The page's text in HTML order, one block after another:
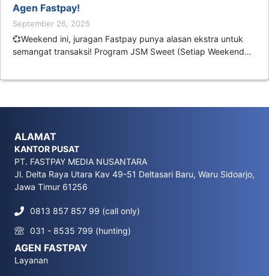
Agen Fastpay!
September 26, 2025
💞Weekend ini, juragan Fastpay punya alasan ekstra untuk
semangat transaksi! Program JSM Sweet (Setiap Weekend…
ALAMAT
KANTOR PUSAT
PT. FASTPAY MEDIA NUSANTARA
Jl. Delta Raya Utara Kav 49-51 Deltasari Baru, Waru Sidoarjo,
Jawa Timur 61256
0813 857 857 99 (call only)
031 - 8535 799 (hunting)
AGEN FASTPAY
Layanan